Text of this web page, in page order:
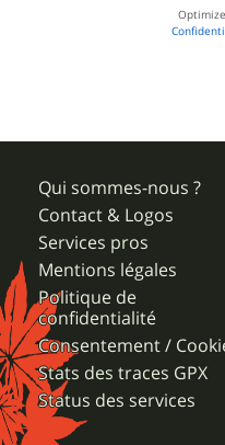
Qui sommes-nous ?
Contact & Logos
Services pros
Mentions légales
Politique de
confidentialité
Consentement /
Stats des traces GPX
Status des services